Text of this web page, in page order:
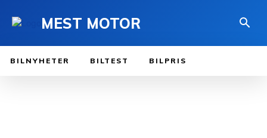
MEST MOTOR
BILNYHETER BILTEST BILPRIS